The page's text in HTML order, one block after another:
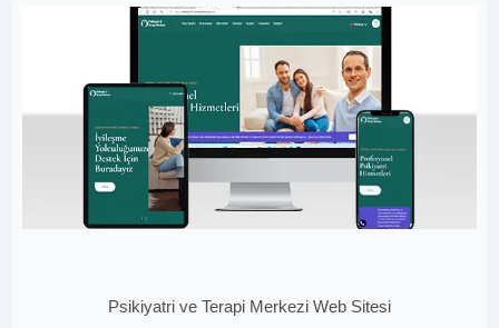
Psikiyatri ve Terapi Merkezi Web Sitesi